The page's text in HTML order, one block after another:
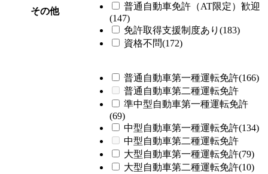
その他
普通自動車免許（AT限定）歓迎
(147)
免許取得支援制度あり(183)
資格不問(172)
普通自動車第一種運転免許(166)
普通自動車第二種運転免許
準中型自動車第一種運転免許
(69)
中型自動車第一種運転免許(134)
中型自動車第二種運転免許
大型自動車第一種運転免許(79)
大型自動車第二種運転免許(10)